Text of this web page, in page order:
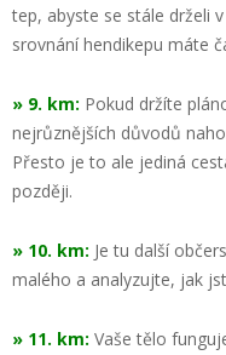
tep, abyste se stále drželi
srovnání hendikepu máte
» 9. km: Pokud držíte
nejrůznějších důvodů
Přesto je to ale jediná
později.
» 10. km: Je tu další
malého a analyzujte, jak
» 11. km: Vaše tělo